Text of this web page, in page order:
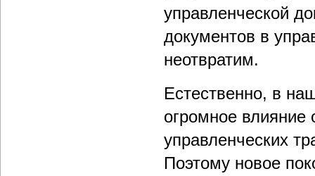
управленческой
документов в
неотвратим.
Естественно, в
огромное влияние
управленческих
Поэтому новое